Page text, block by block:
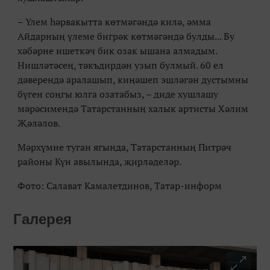
– Үлем һәрвакытта көтмәгәндә килә, әмма
Айдарның үлеме бигрәк көтмәгәндә булды... Бу
хәбәрне ишеткәч бик озак ышана алмадым.
Нишләтәсең, тәкъдирдән узып булмый. 60 ел
дәверендә аралашып, киңәшеп эшләгән дустымны
бүген соңгы юлга озатабыз, – диде хушлашу
мәрәсимендә Татарстанның халык артисты Хәлим
Җәләлов.
Мәрхүмне туган ягында, Татарстанның Питрәч
районы Күн авылында, җирләделәр.
Фото: Салават Камалетдинов, Татар-информ
Галерея